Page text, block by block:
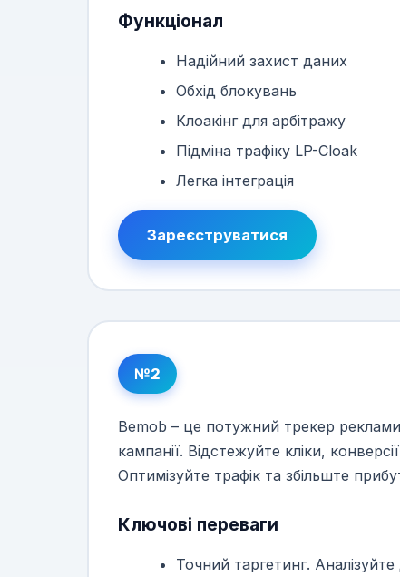
Функціонал
Надійний захист даних
Обхід блокувань
Клоакінг для арбітражу
Підміна трафіку LP-Cloak
Легка інтеграція
Зареєструватися
№2
Bemob – це потужний трекер
кампанії. Відстежуйте кліки,
Оптимізуйте трафік та збільште
Ключові переваги
Точний таргетинг.